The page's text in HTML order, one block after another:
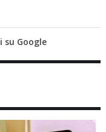
Google